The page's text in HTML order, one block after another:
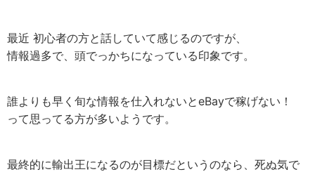
最近 初心者の方と話していて感じるのですが、
情報過多で、頭でっかちになっている印象です。
誰よりも早く旬な情報を仕入れないとeBayで稼げない！
って思ってる方が多いようです。
最終的に輸出王になるのが目標だというのなら、死ぬ気で